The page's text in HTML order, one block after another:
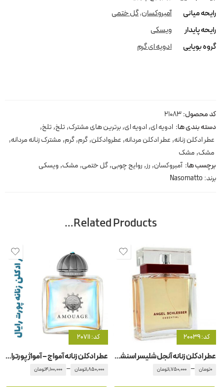
رایحه میانی
آمبروکسان,گل ختمی
رایحه پایدار
ویسکی
گروه بویایی
ادویه ای گرم
کد محصول:21083
دسته بندی ها: ادویه ای, ادویه ای,برترین های مشترک, تلخ, تلخ,
عطر ادکلن زنانه, عطر ادکلن مردانه, عطروادکلن,گرم,گرم, مشترک زنانه مردانه,
مشک, مشک
برچسب ها: آمبروکسان, رز, روایح چوبی,گل ختمی, مشک, ویسکی
برند: Nasomatto
Related Products…
کد: 20039
عطر ادکلن زنانه آنجل شلیسر اسنشیال
0تومان –
1,750,000تومان
کد: 20711
عطر ادکلن زنانه آمواج – آمواژ پورترایال زنانه
1,850,000تومان –
4,100,000تومان